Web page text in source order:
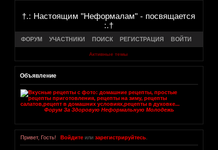
†.: Настоящим "Неформалам" - посвящается
:.†
ФОРУМ УЧАСТНИКИ ПОИСК РЕГИСТРАЦИЯ ВОЙТИ
Активные темы
Объявление
Форум За Здоровую Неформальную Молодежь
Привет, Гость! Войдитеили зарегистрируйтесь.